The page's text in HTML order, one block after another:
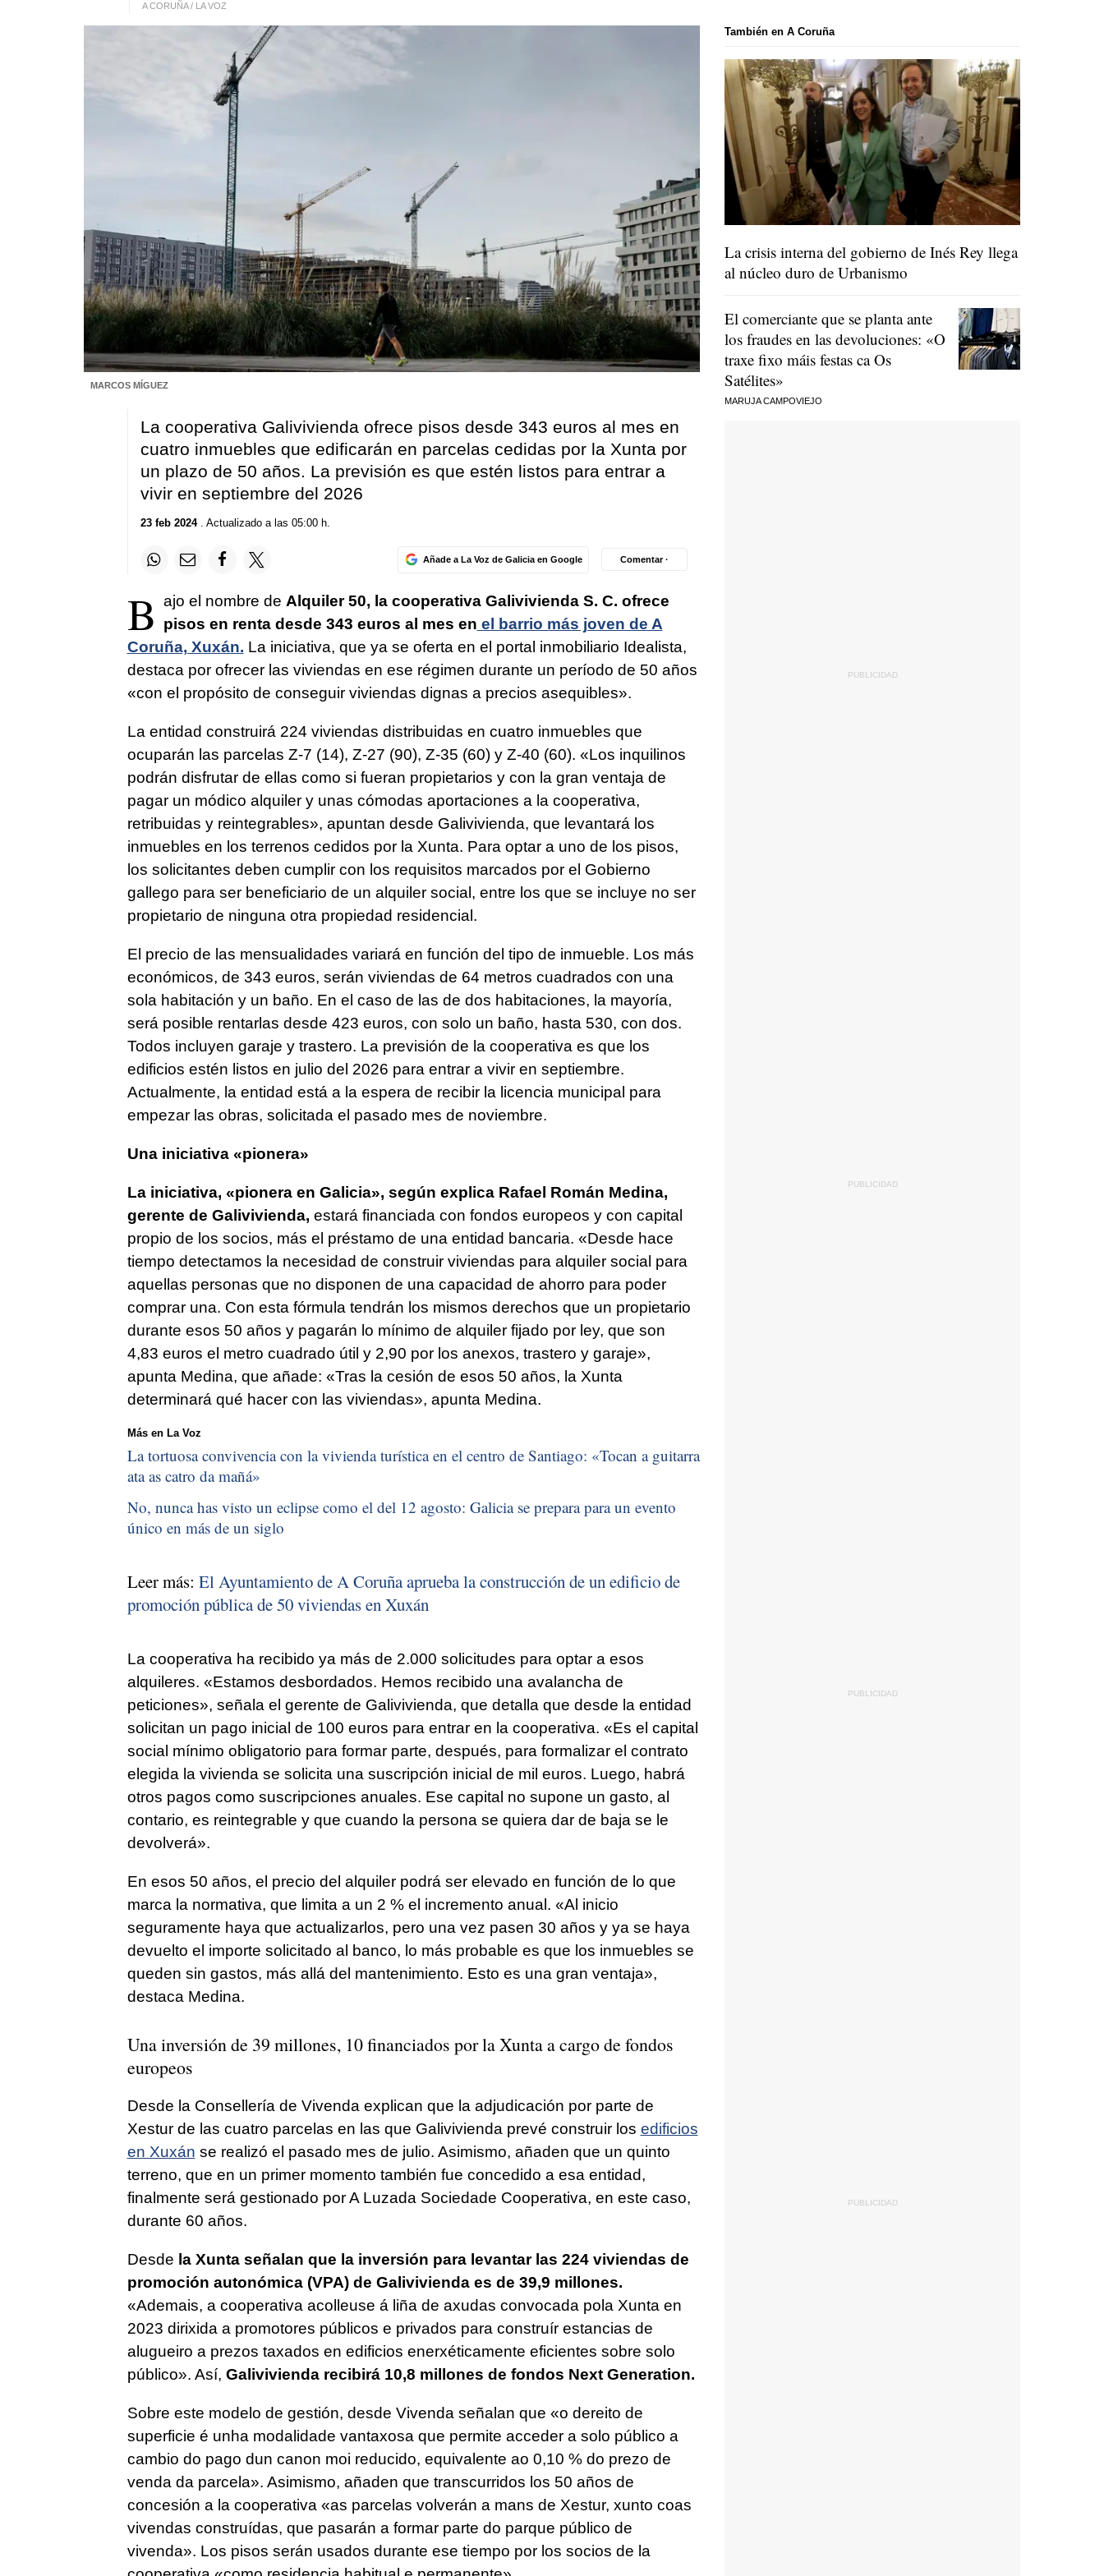
A CORUÑA / LA VOZ
MARCOS MÍGUEZ
La cooperativa Galivivienda ofrece pisos desde 343 euros al mes en
cuatro inmuebles que edificarán en parcelas cedidas por la Xunta por
un plazo de 50 años. La previsión es que estén listos para entrar a
vivir en septiembre del 2026
23 feb 2024. Actualizado a las 05:00 h.
Añade a La Voz de Galicia en Google Comentar ·
B ajo el nombre de Alquiler 50, la cooperativa Galivivienda S. C. ofrece
pisos en renta desde 343 euros al mes en el barrio más joven de A
Coruña, Xuxán. La iniciativa, que ya se oferta en el portal inmobiliario Idealista,
destaca por ofrecer las viviendas en ese régimen durante un período de 50 años
«con el propósito de conseguir viviendas dignas a precios asequibles».
La entidad construirá 224 viviendas distribuidas en cuatro inmuebles que
ocuparán las parcelas Z-7 (14), Z-27 (90), Z-35 (60) y Z-40 (60). «Los inquilinos
podrán disfrutar de ellas como si fueran propietarios y con la gran ventaja de
pagar un módico alquiler y unas cómodas aportaciones a la cooperativa,
retribuidas y reintegrables», apuntan desde Galivivienda, que levantará los
inmuebles en los terrenos cedidos por la Xunta. Para optar a uno de los pisos,
los solicitantes deben cumplir con los requisitos marcados por el Gobierno
gallego para ser beneficiario de un alquiler social, entre los que se incluye no ser
propietario de ninguna otra propiedad residencial.
El precio de las mensualidades variará en función del tipo de inmueble. Los más
económicos, de 343 euros, serán viviendas de 64 metros cuadrados con una
sola habitación y un baño. En el caso de las de dos habitaciones, la mayoría,
será posible rentarlas desde 423 euros, con solo un baño, hasta 530, con dos.
Todos incluyen garaje y trastero. La previsión de la cooperativa es que los
edificios estén listos en julio del 2026 para entrar a vivir en septiembre.
Actualmente, la entidad está a la espera de recibir la licencia municipal para
empezar las obras, solicitada el pasado mes de noviembre.
Una iniciativa «pionera»
La iniciativa, «pionera en Galicia», según explica Rafael Román Medina,
gerente de Galivivienda, estará financiada con fondos europeos y con capital
propio de los socios, más el préstamo de una entidad bancaria. «Desde hace
tiempo detectamos la necesidad de construir viviendas para alquiler social para
aquellas personas que no disponen de una capacidad de ahorro para poder
comprar una. Con esta fórmula tendrán los mismos derechos que un propietario
durante esos 50 años y pagarán lo mínimo de alquiler fijado por ley, que son
4,83 euros el metro cuadrado útil y 2,90 por los anexos, trastero y garaje»,
apunta Medina, que añade: «Tras la cesión de esos 50 años, la Xunta
determinará qué hacer con las viviendas», apunta Medina.
Más en La Voz
La tortuosa convivencia con la vivienda turística en el centro de Santiago: «Tocan a guitarra
ata as catro da mañá»
No, nunca has visto un eclipse como el del 12 agosto: Galicia se prepara para un evento
único en más de un siglo
Leer más: El Ayuntamiento de A Coruña aprueba la construcción de un edificio de
promoción pública de 50 viviendas en Xuxán
La cooperativa ha recibido ya más de 2.000 solicitudes para optar a esos
alquileres. «Estamos desbordados. Hemos recibido una avalancha de
peticiones», señala el gerente de Galivivienda, que detalla que desde la entidad
solicitan un pago inicial de 100 euros para entrar en la cooperativa. «Es el capital
social mínimo obligatorio para formar parte, después, para formalizar el contrato
elegida la vivienda se solicita una suscripción inicial de mil euros. Luego, habrá
otros pagos como suscripciones anuales. Ese capital no supone un gasto, al
contario, es reintegrable y que cuando la persona se quiera dar de baja se le
devolverá».
En esos 50 años, el precio del alquiler podrá ser elevado en función de lo que
marca la normativa, que limita a un 2 % el incremento anual. «Al inicio
seguramente haya que actualizarlos, pero una vez pasen 30 años y ya se haya
devuelto el importe solicitado al banco, lo más probable es que los inmuebles se
queden sin gastos, más allá del mantenimiento. Esto es una gran ventaja»,
destaca Medina.
Una inversión de 39 millones, 10 financiados por la Xunta a cargo de fondos
europeos
Desde la Consellería de Vivenda explican que la adjudicación por parte de
Xestur de las cuatro parcelas en las que Galivivienda prevé construir los edificios
en Xuxán se realizó el pasado mes de julio. Asimismo, añaden que un quinto
terreno, que en un primer momento también fue concedido a esa entidad,
finalmente será gestionado por A Luzada Sociedade Cooperativa, en este caso,
durante 60 años.
Desde la Xunta señalan que la inversión para levantar las 224 viviendas de
promoción autonómica (VPA) de Galivivienda es de 39,9 millones.
«Ademais, a cooperativa acolleuse á liña de axudas convocada pola Xunta en
2023 dirixida a promotores públicos e privados para construír estancias de
alugueiro a prezos taxados en edificios enerxéticamente eficientes sobre solo
público». Así, Galivivienda recibirá 10,8 millones de fondos Next Generation.
Sobre este modelo de gestión, desde Vivenda señalan que «o dereito de
superficie é unha modalidade vantaxosa que permite acceder a solo público a
cambio do pago dun canon moi reducido, equivalente ao 0,10 % do prezo de
venda da parcela». Asimismo, añaden que transcurridos los 50 años de
concesión a la cooperativa «as parcelas volverán a mans de Xestur, xunto coas
vivendas construídas, que pasarán a formar parte do parque público de
vivenda». Los pisos serán usados durante ese tiempo por los socios de la
También en A Coruña
La crisis interna del gobierno de Inés Rey llega
al núcleo duro de Urbanismo
El comerciante que se planta ante
los fraudes en las devoluciones: «O
traxe fixo máis festas ca Os
Satélites»
MARUJA CAMPOVIEJO